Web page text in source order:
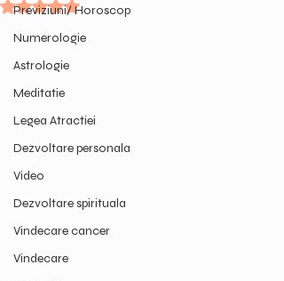
Previziuni/ Horoscop
Numerologie
Astrologie
Meditatie
Legea Atractiei
Dezvoltare personala
Video
Dezvoltare spirituala
Vindecare cancer
Vindecare
Evaluat(ă) cu NaN din 5 stele.